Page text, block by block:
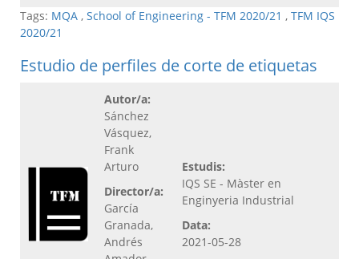
Tags: MQA , School of Engineering - TFM 2020/21 , TFM IQS
2020/21
Estudio de perfiles de corte de etiquetas
Autor/a:
Sánchez
Vásquez,
Frank
Arturo
Director/a:
García
Granada,
Andrés
Estudis:
IQS SE - Màster en
Enginyeria Industrial
Data:
2021-05-28